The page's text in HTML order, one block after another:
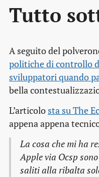
Tutto
A seguito del
politiche di controllo
sviluppatori quando
bella
L’articolo sta su The
appena appena
La cosa che mi ha
Apple via Ocsp
saliti alla ribalta